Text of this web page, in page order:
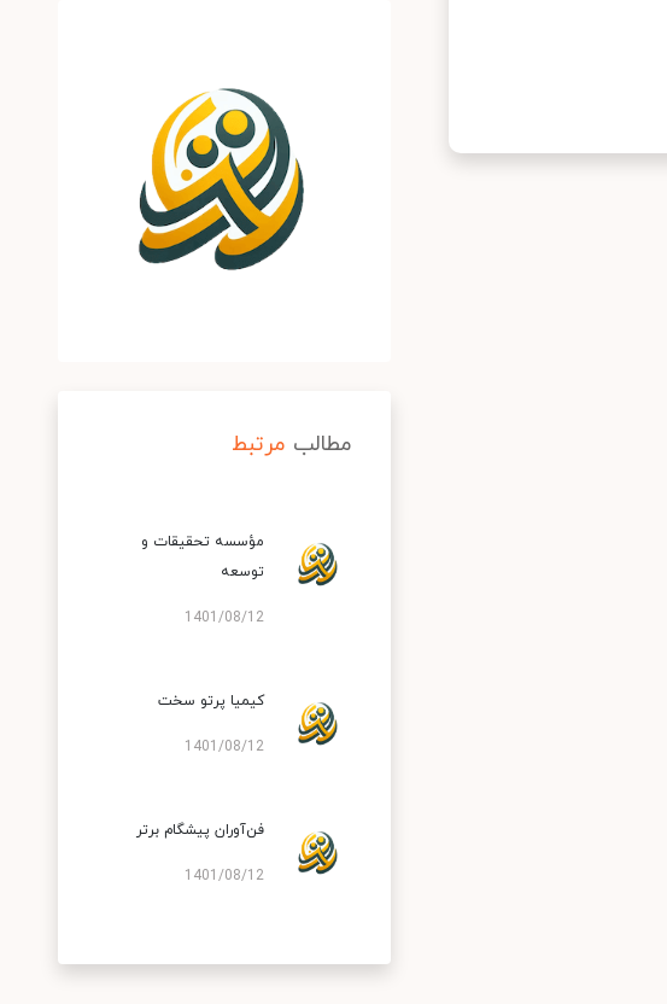
مطالب مرتبط
مؤسسه تحقیقات و
توسعه
1401/08/12
کیمیا پرتو سخت
1401/08/12
فن‌آوران پیشگام برتر
1401/08/12